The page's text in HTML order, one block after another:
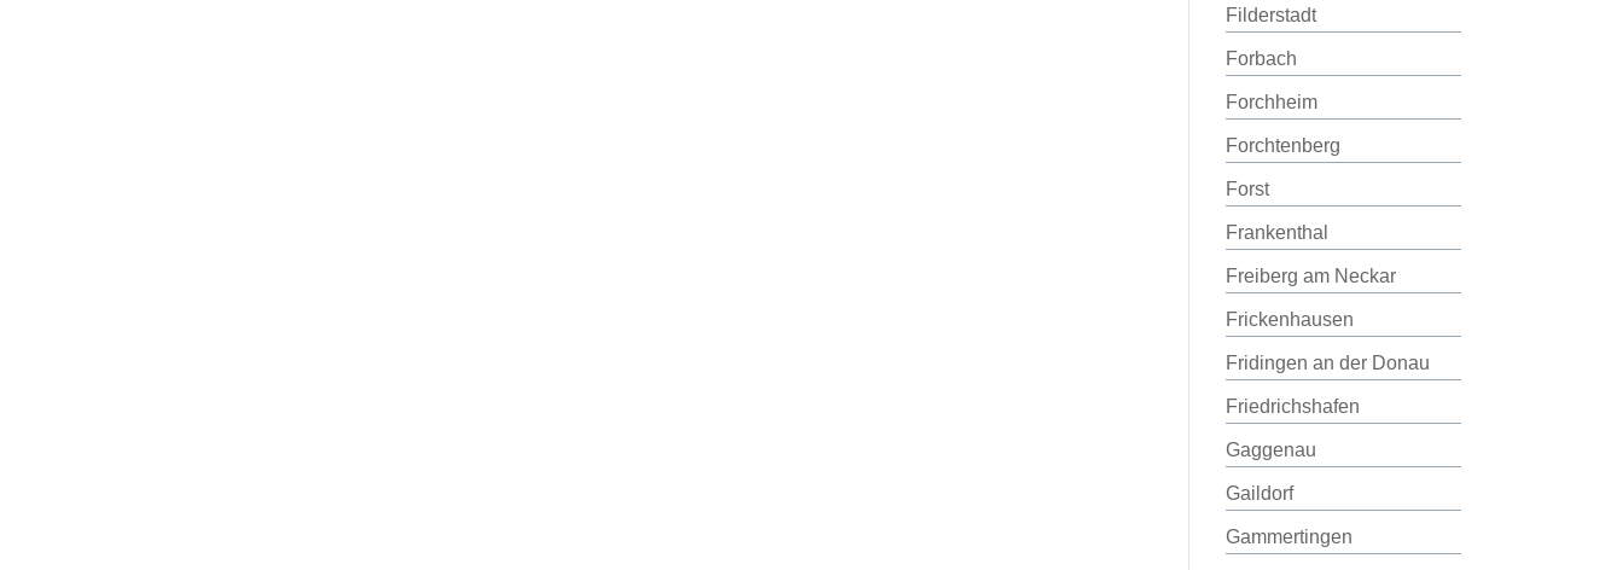
Filderstadt
Forbach
Forchheim
Forchtenberg
Forst
Frankenthal
Freiberg am Neckar
Frickenhausen
Fridingen an der Donau
Friedrichshafen
Gaggenau
Gaildorf
Gammertingen